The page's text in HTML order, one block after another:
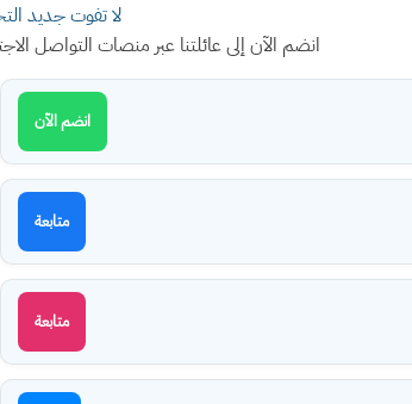
لا تفوت جديد
انضم الآن إلى عائلتنا عبر منصات
انضم الآن
متابعة
متابعة